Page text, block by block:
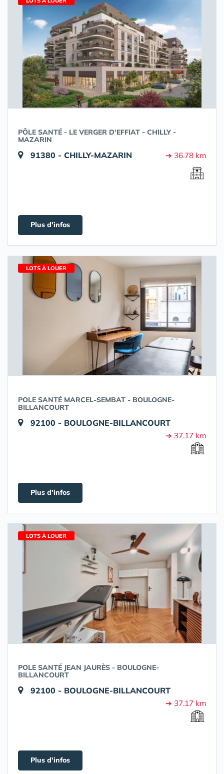
PÔLE SANTÉ - LE VERGER D'EFFIAT - CHILLY -
MAZARIN
91380 - CHILLY-MAZARIN ➔ 36.78 km
Plus d'infos
LOTS À LOUER
POLE SANTÉ MARCEL-SEMBAT - BOULOGNE-
BILLANCOURT
92100 - BOULOGNE-BILLANCOURT
➔ 37.17 km
Plus d'infos
LOTS À LOUER
POLE SANTÉ JEAN JAURÈS - BOULOGNE-
BILLANCOURT
92100 - BOULOGNE-BILLANCOURT
➔ 37.17 km
Plus d'infos